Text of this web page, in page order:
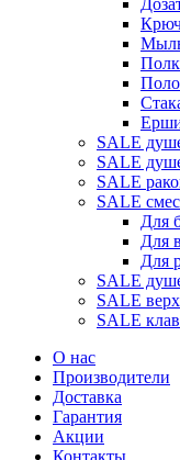
SALE
SALE
SALE
SALE
Для
Для
Для
SALE
SALE
SALE
О нас
Производители
Доставка
Гарантия
Акции